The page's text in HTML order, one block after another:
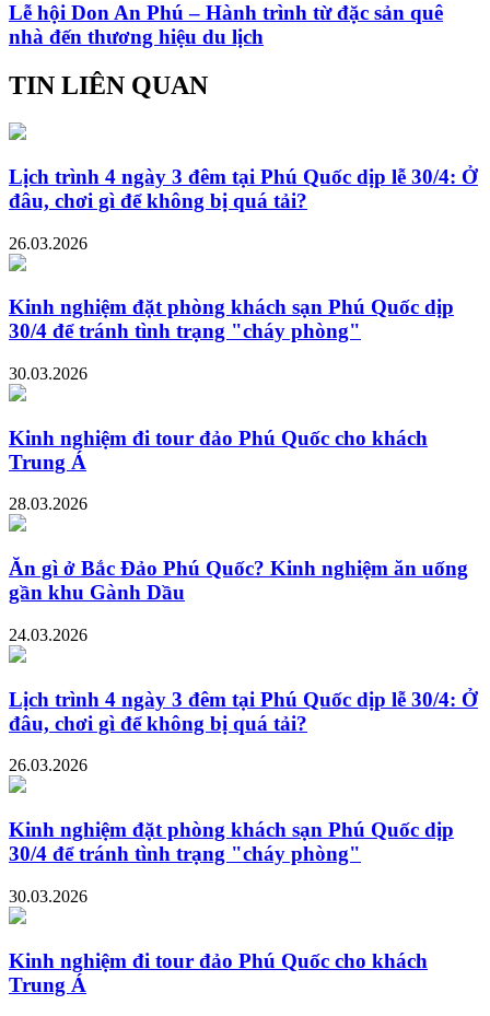
Lễ hội Don An Phú – Hành trình từ đặc sản quê
nhà đến thương hiệu du lịch
TIN LIÊN QUAN
Lịch trình 4 ngày 3 đêm tại Phú Quốc dịp lễ 30/4: Ở
đâu, chơi gì để không bị quá tải?
26.03.2026
Kinh nghiệm đặt phòng khách sạn Phú Quốc dịp
30/4 để tránh tình trạng "cháy phòng"
30.03.2026
Kinh nghiệm đi tour đảo Phú Quốc cho khách
Trung Á
28.03.2026
Ăn gì ở Bắc Đảo Phú Quốc? Kinh nghiệm ăn uống
gần khu Gành Dầu
24.03.2026
Lịch trình 4 ngày 3 đêm tại Phú Quốc dịp lễ 30/4: Ở
đâu, chơi gì để không bị quá tải?
26.03.2026
Kinh nghiệm đặt phòng khách sạn Phú Quốc dịp
30/4 để tránh tình trạng "cháy phòng"
30.03.2026
Kinh nghiệm đi tour đảo Phú Quốc cho khách
Trung Á